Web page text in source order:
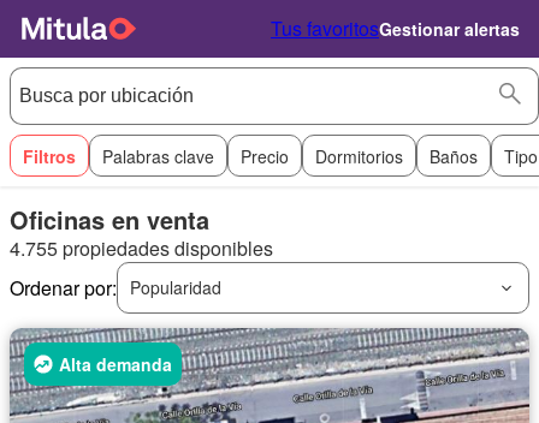
Tus favoritosGestionar alertas
Filtros Palabras clave Precio Dormitorios Baños
Oficinas en venta
4.755 propiedades disponibles
Ordenar por:
Popularidad
Alta demanda